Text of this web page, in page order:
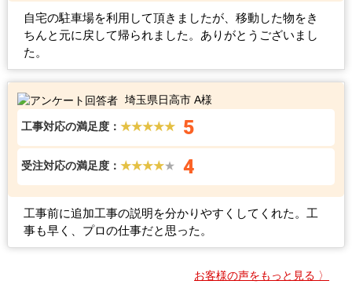
自宅の駐車場を利用して頂きましたが、移動した物をき
ちんと元に戻して帰られました。ありがとうございまし
た。
埼玉県日高市 A様
工事対応の満足度： ★★★★★ 5
受注対応の満足度： ★★★★★ 4
工事前に追加工事の説明を分かりやすくしてくれた。工
事も早く、プロの仕事だと思った。
お客様の声をもっと見る 〉